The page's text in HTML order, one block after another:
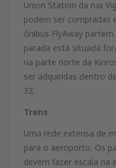
Union Station da rua
podem ser compradas
ônibus FlyAway
parada está situada
na parte norte da
ser adquiridas dentro
32.
Trens
Uma rede extensa de
para o aeroporto. Os
devem fazer escala na